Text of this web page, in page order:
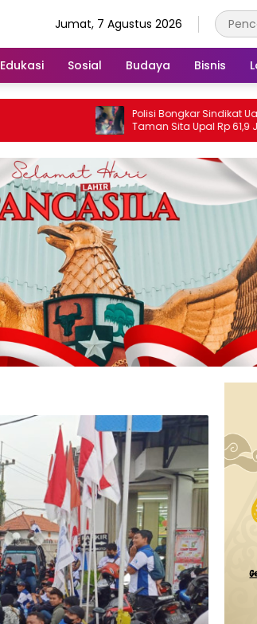
Jumat, 7 Agustus 2026
Edukasi Sosial Budaya Bisnis
Polisi Bongkar Sindikat Uang Palsu,
Taman Sita Upal Rp 61,9 Juta dan
Tangkap Tiga Tersangka